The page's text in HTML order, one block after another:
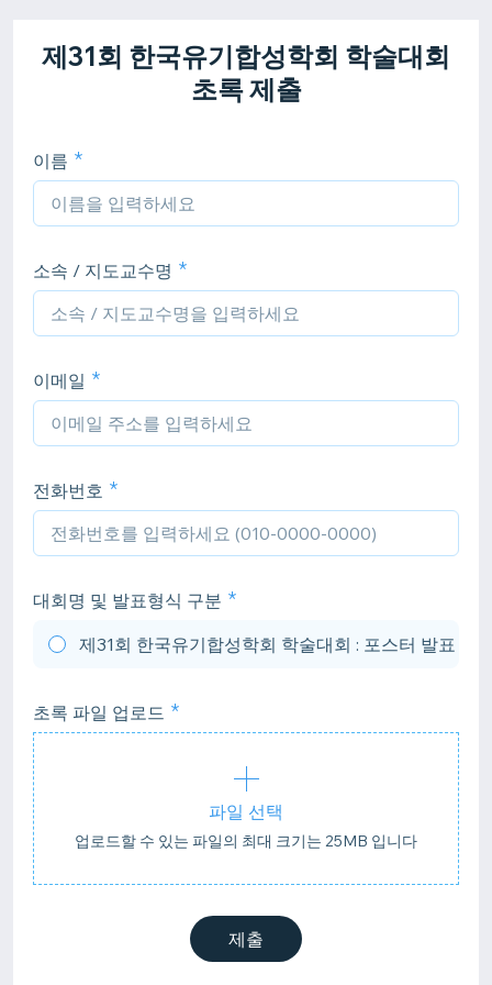
제31회 한국유기합성학회 학술대회
초록 제출
이름
소속 / 지도교수명
이메일
전화번호
대회명 및 발표형식 구분
제31회 한국유기합성학회 학술대회 : 포스터 발표
초록 파일 업로드
파일 선택
업로드할 수 있는 파일의 최대 크기는 25MB 입니다
제출